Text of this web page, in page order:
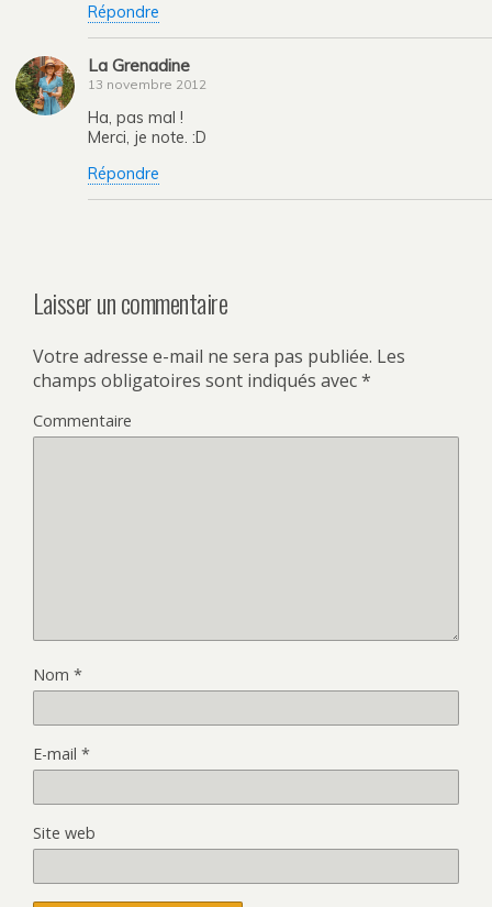
Répondre
La Grenadine
13 novembre 2012
Ha, pas mal !
Merci, je note. :D
Répondre
Laisser un commentaire
Votre adresse e-mail ne sera pas publiée. Les
champs obligatoires sont indiqués avec*
Commentaire
Nom *
E-mail *
Site web